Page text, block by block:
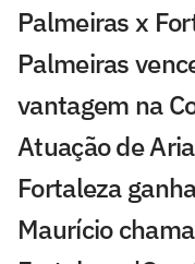
Palmeiras x
Palmeiras
vantagem na
Atuação de
Fortaleza
Maurício